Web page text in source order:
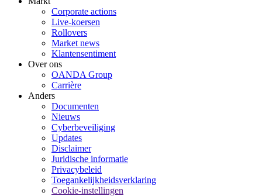
Corporate actions
Live-koersen
Rollovers
Market news
Klantensentiment
Over ons
OANDA Group
Carrière
Anders
Documenten
Nieuws
Cyberbeveiliging
Updates
Disclaimer
Juridische informatie
Privacybeleid
Toegankelijkheidsverklaring
Cookie-instellingen